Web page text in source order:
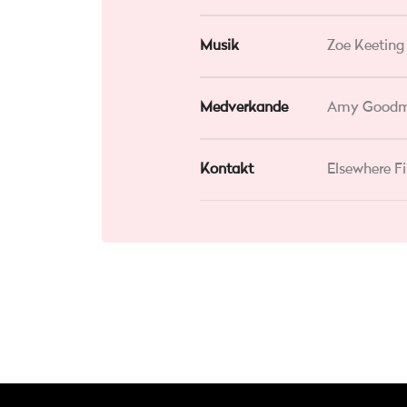
Musik Zoe Keeting
Medverkande Amy
Kontakt Elsewhere